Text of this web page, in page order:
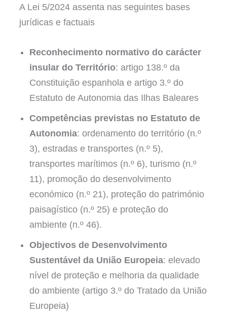
A Lei 5/2024 assenta nas seguintes bases
jurídicas e factuais
Reconhecimento normativo do carácter
insular do Território: artigo 138.º da
Constituição espanhola e artigo 3.º do
Estatuto de Autonomia das Ilhas Baleares
Competências previstas no Estatuto de
Autonomia: ordenamento do território (n.º
3), estradas e transportes (n.º 5),
transportes marítimos (n.º 6), turismo (n.º
11), promoção do desenvolvimento
económico (n.º 21), proteção do património
paisagístico (n.º 25) e proteção do
ambiente (n.º 46).
Objectivos de Desenvolvimento
Sustentável da União Europeia: elevado
nível de proteção e melhoria da qualidade
do ambiente (artigo 3.º do Tratado da União
Europeia)